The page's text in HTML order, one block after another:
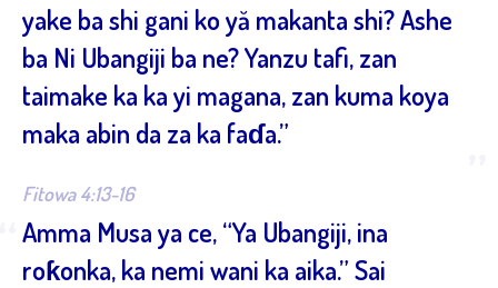
yake ba shi gani ko yă makanta shi? Ashe
ba Ni Ubangiji ba ne? Yanzu tafi, zan
taimake ka ka yi magana, zan kuma koya
maka abin da za ka faɗa.”
Fitowa 4:13-16
Amma Musa ya ce, “Ya Ubangiji, ina
roƙonka, ka nemi wani ka aika.” Sai